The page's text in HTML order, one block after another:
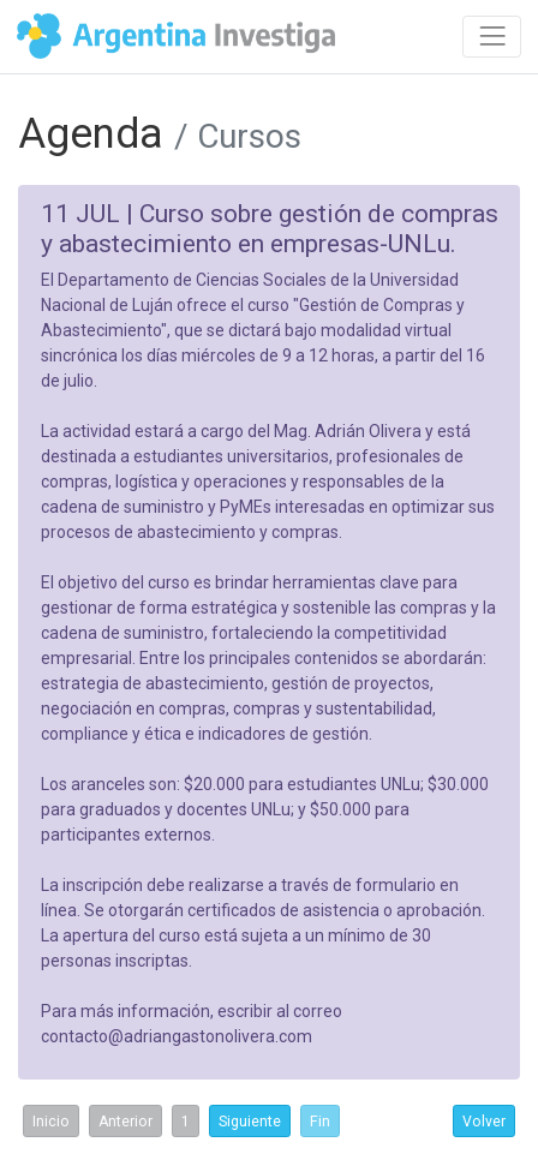
Agenda / Cursos
11 JUL | Curso sobre gestión de compras
y abastecimiento en empresas-UNLu.
El Departamento de Ciencias Sociales de la Universidad
Nacional de Luján ofrece el curso "Gestión de Compras y
Abastecimiento", que se dictará bajo modalidad virtual
sincrónica los días miércoles de 9 a 12 horas, a partir del 16
de julio.
La actividad estará a cargo del Mag. Adrián Olivera y está
destinada a estudiantes universitarios, profesionales de
compras, logística y operaciones y responsables de la
cadena de suministro y PyMEs interesadas en optimizar sus
procesos de abastecimiento y compras.
El objetivo del curso es brindar herramientas clave para
gestionar de forma estratégica y sostenible las compras y la
cadena de suministro, fortaleciendo la competitividad
empresarial. Entre los principales contenidos se abordarán:
estrategia de abastecimiento, gestión de proyectos,
negociación en compras, compras y sustentabilidad,
compliance y ética e indicadores de gestión.
Los aranceles son: $20.000 para estudiantes UNLu; $30.000
para graduados y docentes UNLu; y $50.000 para
participantes externos.
La inscripción debe realizarse a través de formulario en
línea. Se otorgarán certificados de asistencia o aprobación.
La apertura del curso está sujeta a un mínimo de 30
personas inscriptas.
Para más información, escribir al correo
contacto@adriangastonolivera.com
Inicio Anterior 1 Siguiente Fin Volver